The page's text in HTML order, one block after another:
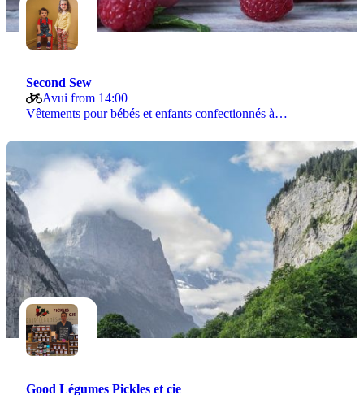
Second Sew
Avui from 14:00
Vêtements pour bébés et enfants confectionnés à…
Good Légumes Pickles et cie